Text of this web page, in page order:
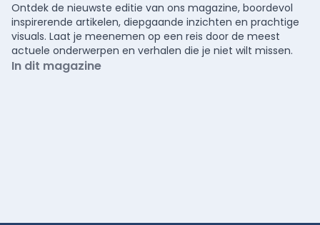
Ontdek de nieuwste editie van ons magazine, boordevol
inspirerende artikelen, diepgaande inzichten en prachtige
visuals. Laat je meenemen op een reis door de meest
actuele onderwerpen en verhalen die je niet wilt missen.
In dit magazine